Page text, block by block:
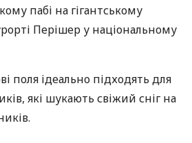
пабі на гігантському
Перішер у національному
поля ідеально підходять для
які шукають свіжий сніг на